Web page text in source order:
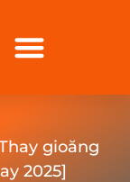
gioăng
2025]